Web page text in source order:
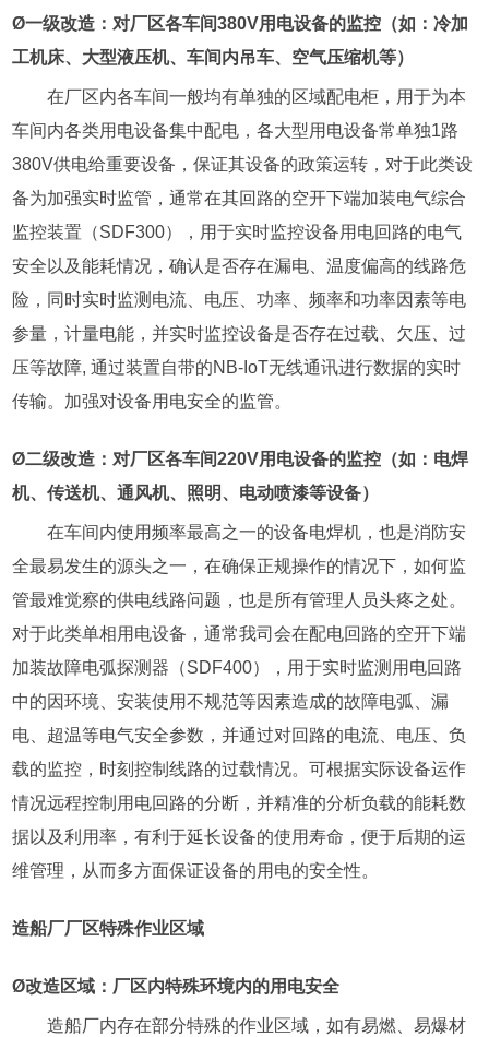
Ø一级改造：对厂区各车间380V用电设备的监控（如：冷加
工机床、大型液压机、车间内吊车、空气压缩机等）
在厂区内各车间一般均有单独的区域配电柜，用于为本
车间内各类用电设备集中配电，各大型用电设备常单独1路
380V供电给重要设备，保证其设备的政策运转，对于此类设
备为加强实时监管，通常在其回路的空开下端加装电气综合
监控装置（SDF300），用于实时监控设备用电回路的电气
安全以及能耗情况，确认是否存在漏电、温度偏高的线路危
险，同时实时监测电流、电压、功率、频率和功率因素等电
参量，计量电能，并实时监控设备是否存在过载、欠压、过
压等故障, 通过装置自带的NB-IoT无线通讯进行数据的实时
传输。加强对设备用电安全的监管。
Ø二级改造：对厂区各车间220V用电设备的监控（如：电焊
机、传送机、通风机、照明、电动喷漆等设备）
在车间内使用频率最高之一的设备电焊机，也是消防安
全最易发生的源头之一，在确保正规操作的情况下，如何监
管最难觉察的供电线路问题，也是所有管理人员头疼之处。
对于此类单相用电设备，通常我司会在配电回路的空开下端
加装故障电弧探测器（SDF400），用于实时监测用电回路
中的因环境、安装使用不规范等因素造成的故障电弧、漏
电、超温等电气安全参数，并通过对回路的电流、电压、负
载的监控，时刻控制线路的过载情况。可根据实际设备运作
情况远程控制用电回路的分断，并精准的分析负载的能耗数
据以及利用率，有利于延长设备的使用寿命，便于后期的运
维管理，从而多方面保证设备的用电的安全性。
造船厂厂区特殊作业区域
Ø改造区域：厂区内特殊环境内的用电安全
造船厂内存在部分特殊的作业区域，如有易燃、易爆材